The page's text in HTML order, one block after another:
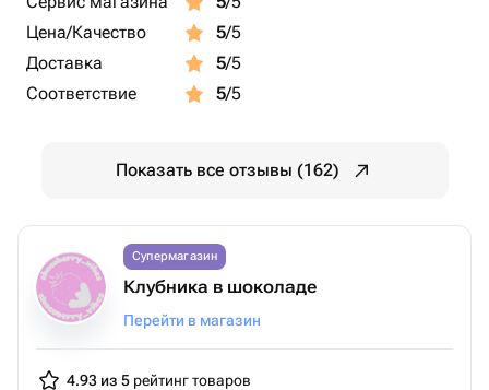
Цена/Качество
5/5
Доставка
5/5
Соответствие
5/5
Показать все отзывы (162)
Супермагазин
Клубника в шоколаде
Перейти в магазин
4.93 из 5 рейтинг товаров